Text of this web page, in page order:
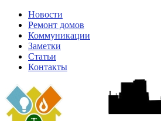
Новости
Ремонт домов
Коммуникации
Заметки
Статьи
Контакты